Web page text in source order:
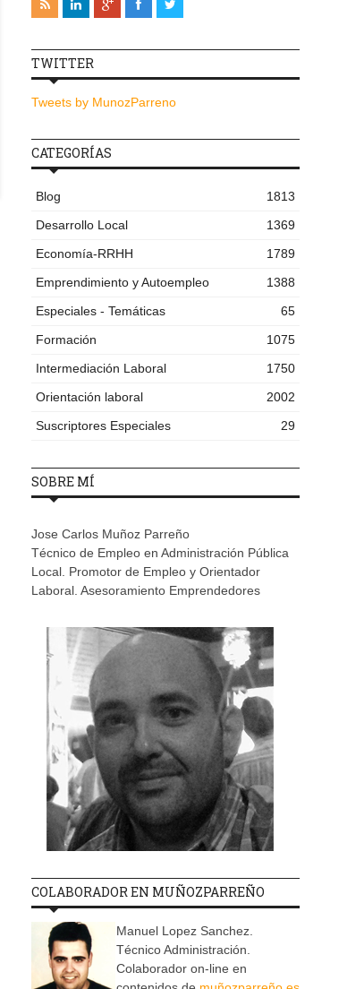
TWITTER
Tweets by MunozParreno
CATEGORÍAS
Blog
1813
Desarrollo Local
1369
Economía-RRHH
1789
Emprendimiento y Autoempleo
1388
Especiales - Temáticas
65
Formación
1075
Intermediación Laboral
1750
Orientación laboral
2002
Suscriptores Especiales
29
SOBRE MÍ
Jose Carlos Muñoz Parreño
Técnico de Empleo en Administración Pública
Local. Promotor de Empleo y Orientador
Laboral. Asesoramiento Emprendedores
COLABORADOR EN MUÑOZPARREÑO
Manuel Lopez Sanchez.
Técnico Administración.
Colaborador on-line en